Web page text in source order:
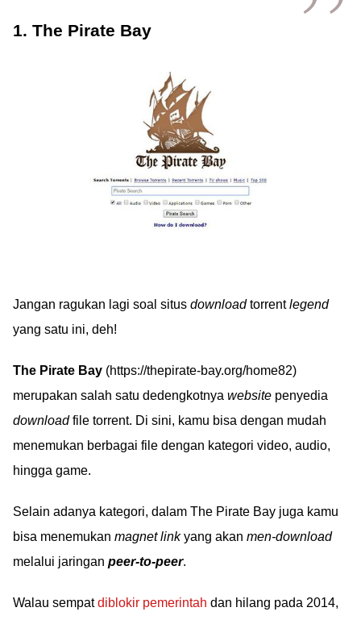
1. The Pirate Bay
Jangan ragukan lagi soal situs downloadtorrentlegend
yang satu ini, deh!
The Pirate Bay (https://thepirate-bay.org/home82)
merupakan salah satu dedengkotnya website penyedia
downloadfile torrent. Di sini, kamu bisa dengan mudah
menemukan berbagai file dengan kategori video, audio,
hingga game.
Selain adanya kategori, dalam The Pirate Bay juga kamu
bisa menemukan magnet linkyang akan men-download
melalui jaringan peer-to-peer.
Walau sempatdiblokir pemerintah dan hilang pada 2014,